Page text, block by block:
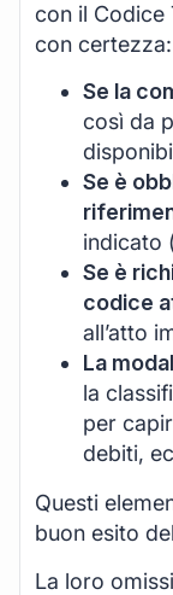
con il Codice
con certezza:
Se la
così da
Se è
indicato
Se è
codice
all’atto
La
la
per
debiti,
Questi
buon esito
La loro